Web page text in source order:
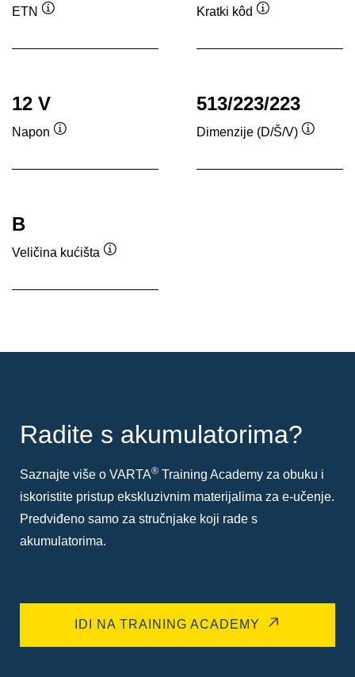
ETN
Kratki kôd
12 V
Napon
513/223/223
Dimenzije (D/Š/V)
B
Veličina kućišta
Radite s akumulatorima?
Saznajte više o VARTA® Training Academy za obuku i
iskoristite pristup ekskluzivnim materijalima za e-učenje.
Predviđeno samo za stručnjake koji rade s
akumulatorima.
IDI NA TRAINING ACADEMY